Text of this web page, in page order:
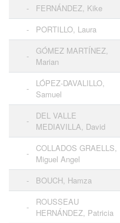
-
FERNÁNDEZ, Kike
-
PORTILLO, Laura
-
GÓMEZ MARTÍNEZ,
Marian
-
LÓPEZ-DAVALILLO,
Samuel
-
DEL VALLE
MEDIAVILLA, David
-
COLLADOS GRAELLS,
Miguel Angel
- BOUCH, Hamza
-
ROUSSEAU
HERNÁNDEZ, Patricia